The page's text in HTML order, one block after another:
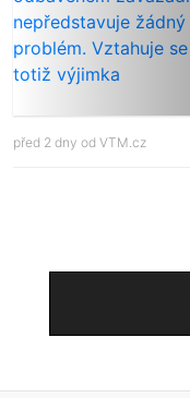
před 2 dny od VTM.cz